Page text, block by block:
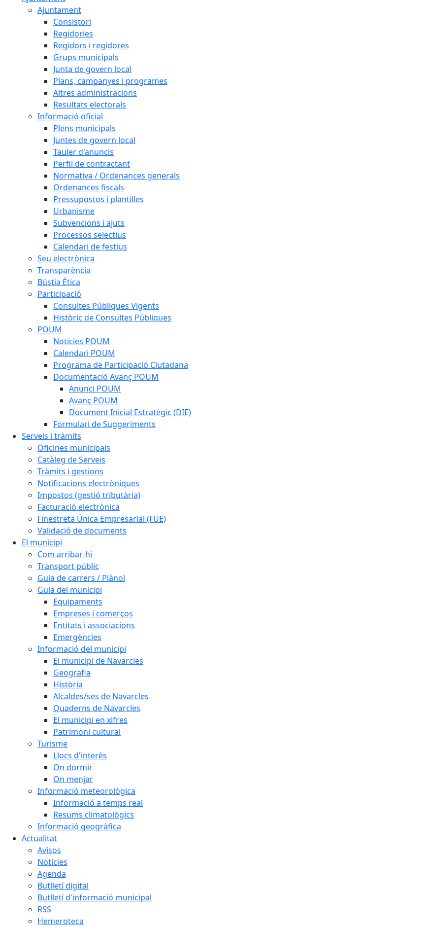
Ajuntament
Consistori
Regidories
Regidors i regidores
Grups municipals
Junta de govern local
Plans, campanyes i programes
Altres administracions
Resultats electorals
Informació oficial
Plens municipals
Juntes de govern local
Tauler d'anuncis
Perfil de contractant
Normativa / Ordenances generals
Ordenances fiscals
Pressupostos i plantilles
Urbanisme
Subvencions i ajuts
Processos selectius
Calendari de festius
Seu electrònica
Transparència
Bústia Ètica
Participació
Consultes Públiques Vigents
Històric de Consultes Públiques
POUM
Noticies POUM
Calendari POUM
Programa de Participació Ciutadana
Documentació Avanç POUM
Anunci POUM
Avanç POUM
Document Inicial Estratègic (DIE)
Formulari de Suggeriments
Serveis i tràmits
Oficines municipals
Catàleg de Serveis
Tràmits i gestions
Notificacions electròniques
Impostos (gestió tributària)
Facturació electrònica
Finestreta Única Empresarial (FUE)
Validació de documents
El municipi
Com arribar-hi
Transport públic
Guia de carrers / Plànol
Guia del municipi
Equipaments
Empreses i comerços
Entitats i associacions
Emergències
Informació del municipi
El municipi de Navarcles
Geografia
Història
Alcaldes/ses de Navarcles
Quaderns de Navarcles
El municipi en xifres
Patrimoni cultural
Turisme
Llocs d'interès
On dormir
On menjar
Informació meteorològica
Informació a temps real
Resums climatològics
Informació geogràfica
Actualitat
Avisos
Notícies
Agenda
Butlletí digital
Butlletí d'informació municipal
RSS
Hemeroteca